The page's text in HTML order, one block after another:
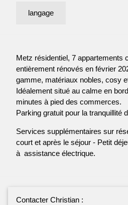
langage
Metz résidentiel, 7 appartements
entièrement rénovés en février
gamme, matériaux nobles, cosy
Idéalement situé au calme en
minutes à pied des commerces.
Parking gratuit pour la tranquillité
Services supplémentaires sur
court et après le séjour - Petit
à assistance électrique.
Contacter Christian :